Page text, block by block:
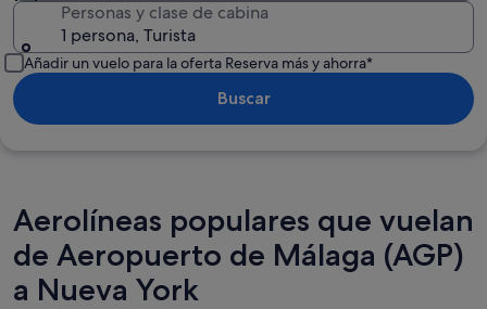
Personas y clase de cabina
1 persona, Turista
Añadir un vuelo para la oferta Reserva más y ahorra*
Buscar
Aerolíneas populares que vuelan
de Aeropuerto de Málaga (AGP)
a Nueva York